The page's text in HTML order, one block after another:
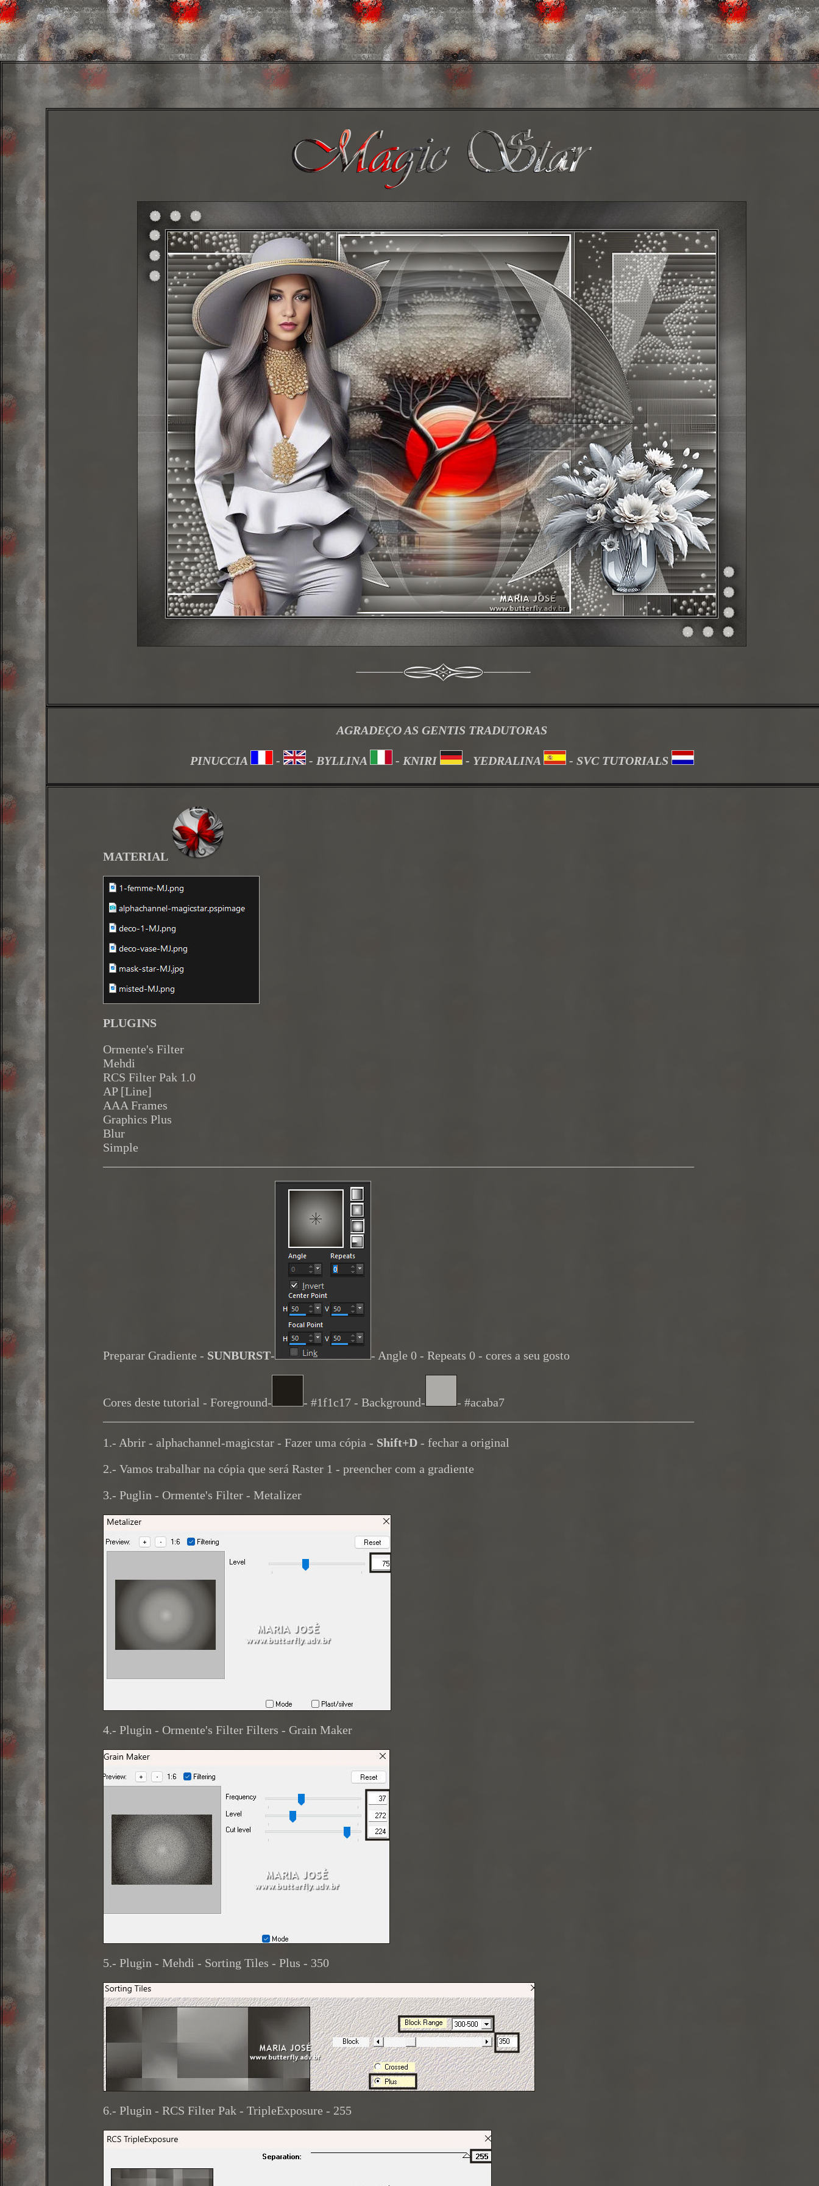
AGRADEÇO AS GENTIS TRADUTORAS
PINUCCIA - - BYLLINA - KNIRI - YEDRALINA - SVC TUTORIALS
MATERIAL
PLUGINS
Ormente's Filter
Mehdi
RCS Filter Pak 1.0
AP [Line]
AAA Frames
Graphics Plus
Blur
Simple
Preparar Gradiente - SUNBURST- - Angle 0 - Repeats 0 - cores a seu gosto
Cores deste tutorial - Foreground- - #1f1c17 - Background-
- #acaba7
1.- Abrir - alphachannel-magicstar - Fazer uma cópia - Shift+D - fechar a original
2.- Vamos trabalhar na cópia que será Raster 1 - preencher com a gradiente
3.- Puglin - Ormente's Filter - Metalizer
4.- Plugin - Ormente's Filter Filters - Grain Maker
5.- Plugin - Mehdi - Sorting Tiles - Plus - 350
6.- Plugin - RCS Filter Pak - TripleExposure - 255